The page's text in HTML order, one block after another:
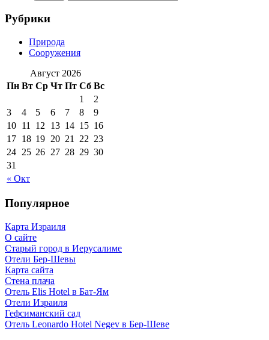
Рубрики
Природа
Сооружения
Август 2026
Пн Вт Ср Чт Пт Сб Вс
« Окт
1
2
3
4 5 6 7 8
9
10 11 12 13 14 15 16
17 18 19 20 21 22 23
24 25 26 27 28 29 30
31
Популярное
Карта Израиля
О сайте
Старый город в Иерусалиме
Отели Бер-Шевы
Карта сайта
Стена плача
Отель Elis Hotel в Бат-Ям
Отели Израиля
Гефсиманский сад
Отель Leonardo Hotel Negev в Бер-Шеве